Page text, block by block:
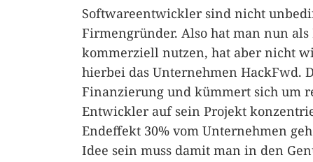
Softwareentwickler sind nicht
Firmengründer. Also hat man nun
kommerziell nutzen, hat aber nicht
hierbei das Unternehmen HackFwd.
Finanzierung und kümmert sich um
Entwickler auf sein Projekt
Endeffekt 30% vom Unternehmen
Idee sein muss damit man in den